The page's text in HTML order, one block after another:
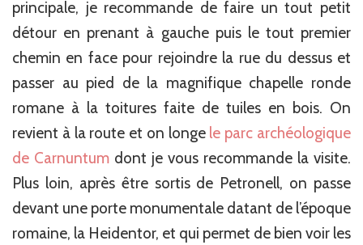
principale, je recommande de faire un tout petit
détour en prenant à gauche puis le tout premier
chemin en face pour rejoindre la rue du dessus et
passer au pied de la magnifique chapelle ronde
romane à la toitures faite de tuiles en bois. On
revient à la route et on longe le parc archéologique
de Carnuntum dont je vous recommande la visite.
Plus loin, après être sortis de Petronell, on passe
devant une porte monumentale datant de l’époque
romaine, la Heidentor, et qui permet de bien voir les